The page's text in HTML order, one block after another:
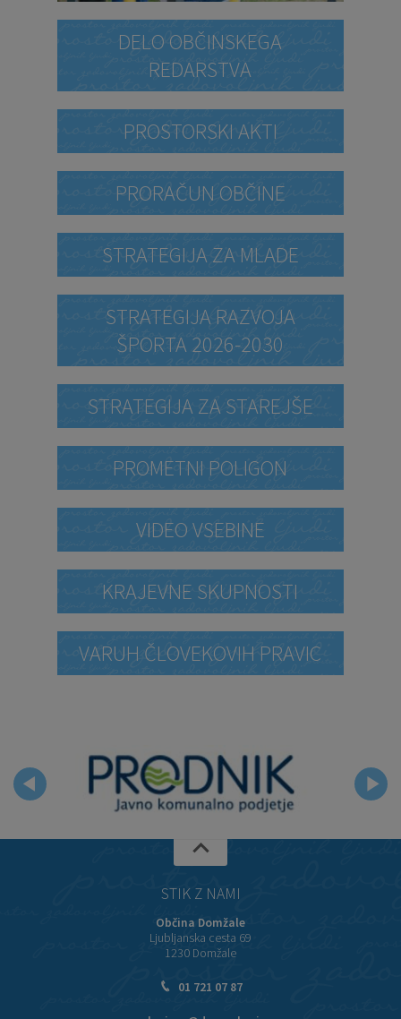
DELO OBČINSKEGA
REDARSTVA
PROSTORSKI AKTI
PRORAČUN OBČINE
STRATEGIJA ZA MLADE
STRATEGIJA RAZVOJA
ŠPORTA 2026-2030
STRATEGIJA ZA STAREJŠE
PROMETNI POLIGON
VIDEO VSEBINE
KRAJEVNE SKUPNOSTI
VARUH ČLOVEKOVIH PRAVIC
STIK Z NAMI
Občina Domžale
Ljubljanska cesta 69
1230 Domžale
01 721 07 87